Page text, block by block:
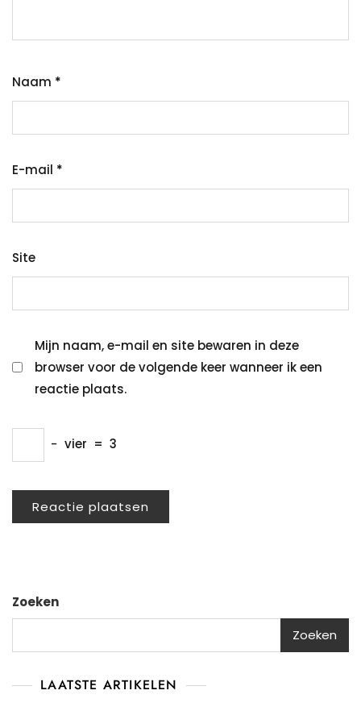
Naam *
E-mail *
Site
Mijn naam, e-mail en site bewaren in deze
browser voor de volgende keer wanneer ik een
reactie plaats.
− vier = 3
Zoeken
Zoeken
LAATSTE ARTIKELEN